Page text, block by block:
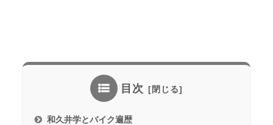
目次
和久井学とバイク遍歴